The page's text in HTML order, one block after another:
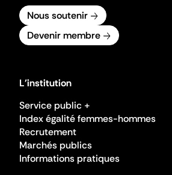
Nous soutenir
Devenir membre
L'institution
Service public +
Index égalité femmes-hommes
Recrutement
Marchés publics
Informations pratiques